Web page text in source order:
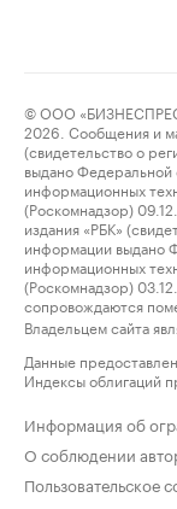
© ООО
2026. Сообщения и
(свидетельство о
выдано Федеральной
информационных
(Роскомнадзор)
издания «РБК»
информации выдано
информационных
(Роскомнадзор)
сопровождаются
Владельцем сайта
Данные
Индексы облигаций
Информация об
О соблюдении
Пользовательское